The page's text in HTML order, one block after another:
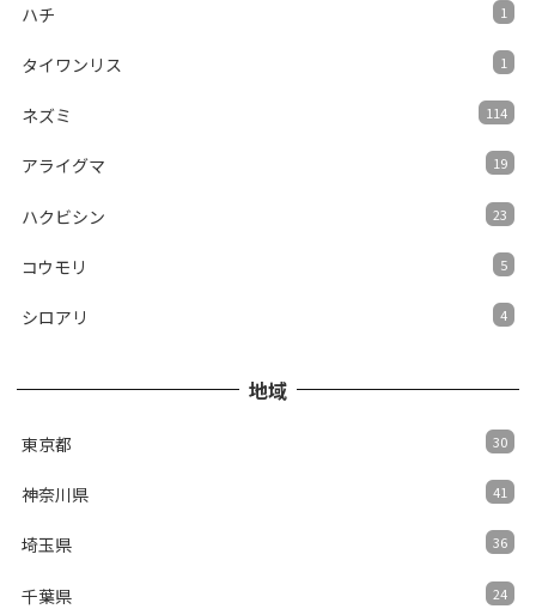
ハチ 1
タイワンリス 1
ネズミ 114
アライグマ 19
ハクビシン 23
コウモリ 5
シロアリ 4
地域
東京都 30
神奈川県 41
埼玉県 36
千葉県 24